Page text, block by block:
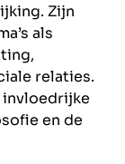
Zijn
als
relaties.
invloedrijke
en de